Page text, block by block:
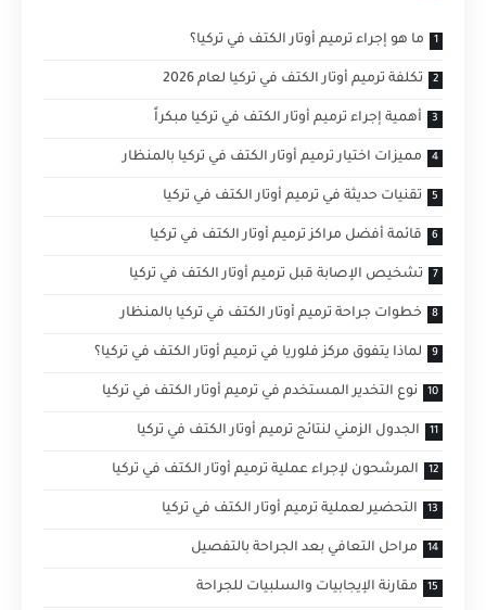
ما هو إجراء ترميم أوتار الكتف في تركيا؟
تكلفة ترميم أوتار الكتف في تركيا لعام 2026
أهمية إجراء ترميم أوتار الكتف في تركيا مبكراً
مميزات اختيار ترميم أوتار الكتف في تركيا بالمنظار
تقنيات حديثة في ترميم أوتار الكتف في تركيا
قائمة أفضل مراكز ترميم أوتار الكتف في تركيا
تشخيص الإصابة قبل ترميم أوتار الكتف في تركيا
خطوات جراحة ترميم أوتار الكتف في تركيا بالمنظار
لماذا يتفوق مركز فلوريا في ترميم أوتار الكتف في تركيا؟
نوع التخدير المستخدم في ترميم أوتار الكتف في تركيا
الجدول الزمني لنتائج ترميم أوتار الكتف في تركيا
المرشحون لإجراء عملية ترميم أوتار الكتف في تركيا
التحضير لعملية ترميم أوتار الكتف في تركيا
مراحل التعافي بعد الجراحة بالتفصيل
مقارنة الإيجابيات والسلبيات للجراحة